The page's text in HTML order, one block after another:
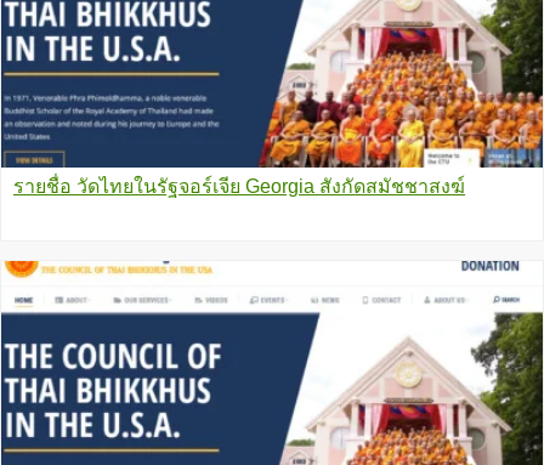
รายชื่อ วัดไทยในรัฐจอร์เจีย Georgia สังกัดสมัชชาสงฆ์